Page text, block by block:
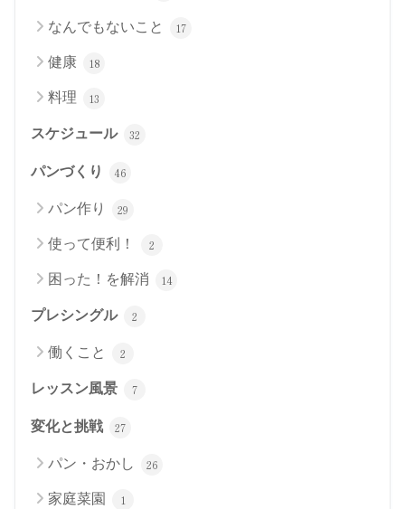
なんでもないこと 17
健康 18
料理 13
スケジュール 32
パンづくり 46
パン作り 29
使って便利！ 2
困った！を解消 14
プレシングル 2
働くこと 2
レッスン風景 7
変化と挑戦 27
パン・おかし 26
家庭菜園 1